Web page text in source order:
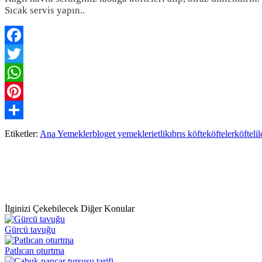
Sıcak servis yapın..
Facebook
Twitter
WhatsApp
Pinterest
Paylaş
Etiketler: Ana Yemeklerbloget yemeklerietlikıbrıs köfteköftelerköfteli
İlginizi Çekebilecek Diğer Konular
Gürcü tavuğu
Patlıcan oturtma